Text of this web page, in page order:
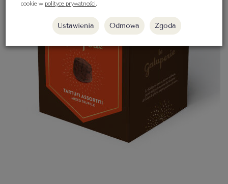
cookie w polityce prywatności.
Ustawienia Odmowa Zgoda